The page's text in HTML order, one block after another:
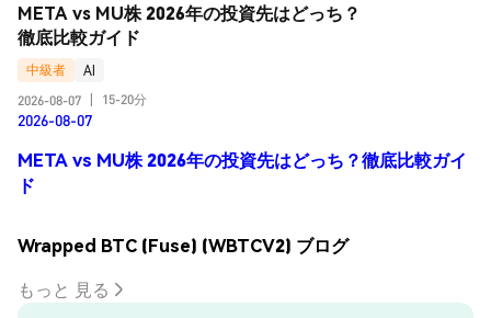
META vs MU株 2026年の投資先はどっち？
徹底比較ガイド
中級者
AI
2026-08-07
15-20分
2026-08-07
META vs MU株 2026年の投資先はどっち？徹底比較ガイ
ド
Wrapped BTC (Fuse) (WBTCV2) ブログ
もっと 見る